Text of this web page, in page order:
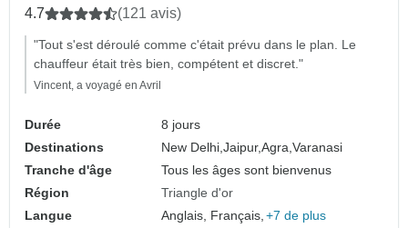
4.7 (121 avis)
"Tout s'est déroulé comme c'était prévu dans le plan. Le
chauffeur était très bien, compétent et discret."
Vincent, a voyagé en Avril
Durée
8 jours
Destinations
New Delhi,Jaipur,Agra,Varanasi
Tranche d'âge
Tous les âges sont bienvenus
Région
Triangle d'or
Langue
Anglais, Français, +7 de plus